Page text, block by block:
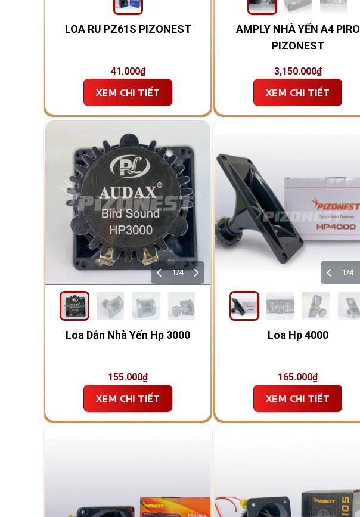
LOA RU PZ61S PIZONEST
41.000₫
XEM CHI TIẾT
AMPLY NHÀ YẾN A4 PIRO
PIZONEST
3,150.000₫
XEM CHI TIẾT
1/4
Loa Dẫn Nhà Yến Hp 3000
155.000₫
XEM CHI TIẾT
1/4
Loa Hp 4000
165.000₫
XEM CHI TIẾT